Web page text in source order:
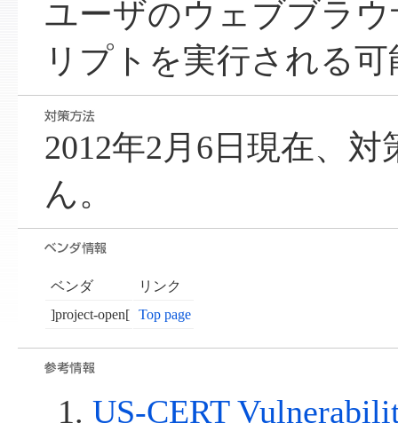
ユーザのウェブブラ
リプトを実行される
2012年2月6日現在、
ん。
ベンダ
リンク
]project-open[
Top page
US-CERT